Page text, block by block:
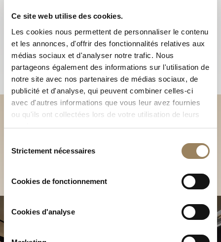
Ce site web utilise des cookies.
Les cookies nous permettent de personnaliser le contenu
et les annonces, d'offrir des fonctionnalités relatives aux
médias sociaux et d'analyser notre trafic. Nous
partageons également des informations sur l'utilisation de
notre site avec nos partenaires de médias sociaux, de
publicité et d'analyse, qui peuvent combiner celles-ci
avec d'autres informations que vous leur avez fournies
ou qu'ils ont collectées lors de votre utilisation de leurs
services.
duStrictement nécessaires
Cookies de fonctionnement
Cookies d'analyse
Découvrez nos collections
en Boutique